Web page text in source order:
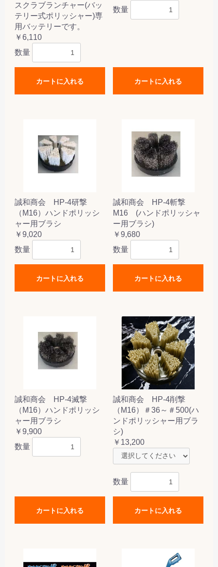
スクラブランチャー(バッ
テリー式ポリッシャー)専
用バッテリーです。
￥6,110
数量
カートに入れる
数量
カートに入れる
誠和商会 HP-4研撃
（M16）ハンドポリッシ
ャー用ブラシ
￥9,020
数量
カートに入れる
誠和商会 HP-4斬撃
M16 (ハンドポリッシャ
ー用ブラシ)
￥9,680
数量
カートに入れる
誠和商会 HP-4滅撃
（M16）ハンドポリッシ
ャー用ブラシ
￥9,900
数量
カートに入れる
誠和商会 HP-4削撃
（M16）＃36～＃500(ハ
ンドポリッシャー用ブラ
シ)
￥13,200
数量
カートに入れる